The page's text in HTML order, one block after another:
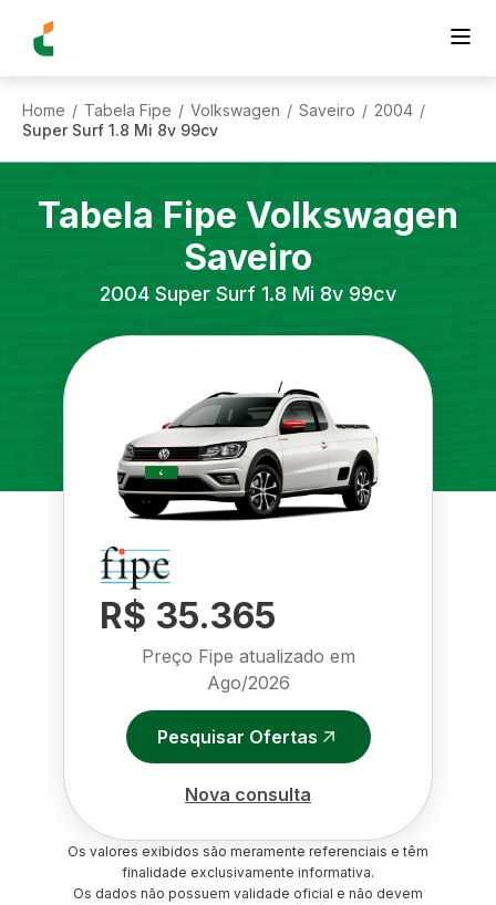
Home / Tabela Fipe / Volkswagen / Saveiro / 2004 /
Super Surf 1.8 Mi 8v 99cv
Tabela Fipe Volkswagen
Saveiro
2004 Super Surf 1.8 Mi 8v 99cv
R$ 35.365
Preço Fipe atualizado em
Ago/2026
Pesquisar Ofertas
Nova consulta
Os valores exibidos são meramente referenciais e têm
finalidade exclusivamente informativa.
Os dados não possuem validade oficial e não devem